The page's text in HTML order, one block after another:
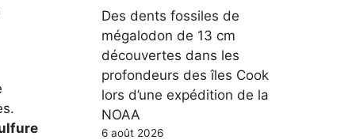
Des dents fossiles de
mégalodon de 13 cm
découvertes dans les
profondeurs des îles Cook
lors d’une expédition de la
NOAA
6 août 2026